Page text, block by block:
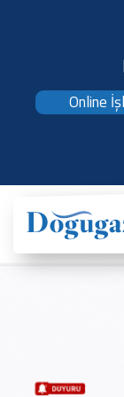
Online